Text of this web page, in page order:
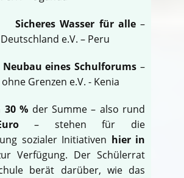
Sicheres Wasser für alle–
e.V. – Peru
Neubau eines Schulforums –
Grenzen e.V. - Kenia
30 % der Summe – also rund
– stehen für die
sozialer Initiativen hier in
Verfügung. Der Schülerrat
berät darüber, wie das